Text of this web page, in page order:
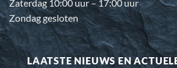
Zaterdag 10:00 uur – 17:00 uur
Zondag gesloten
LAATSTE NIEUWS EN